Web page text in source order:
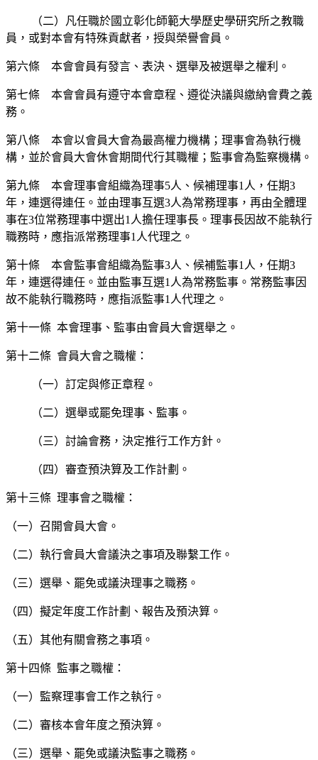
（二）凡任職於國立彰化師範大學歷史學研究所之教職
員，或對本會有特殊貢獻者，授與榮譽會員。
第六條 本會會員有發言、表決、選舉及被選舉之權利。
第七條 本會會員有遵守本會章程、遵從決議與繳納會費之義
務。
第八條 本會以會員大會為最高權力機構；理事會為執行機
構，並於會員大會休會期間代行其職權；監事會為監察機構。
第九條 本會理事會組織為理事5人、候補理事1人，任期3
年，連選得連任。並由理事互選3人為常務理事，再由全體理
事在3位常務理事中選出1人擔任理事長。理事長因故不能執行
職務時，應指派常務理事1人代理之。
第十條 本會監事會組織為監事3人、候補監事1人，任期3
年，連選得連任。並由監事互選1人為常務監事。常務監事因
故不能執行職務時，應指派監事1人代理之。
第十一條 本會理事、監事由會員大會選舉之。
第十二條 會員大會之職權：
（一）訂定與修正章程。
（二）選舉或罷免理事、監事。
（三）討論會務，決定推行工作方針。
（四）審查預決算及工作計劃。
第十三條 理事會之職權：
（一）召開會員大會。
（二）執行會員大會議決之事項及聯繫工作。
（三）選舉、罷免或議決理事之職務。
（四）擬定年度工作計劃、報告及預決算。
（五）其他有關會務之事項。
第十四條 監事之職權：
（一）監察理事會工作之執行。
（二）審核本會年度之預決算。
（三）選舉、罷免或議決監事之職務。